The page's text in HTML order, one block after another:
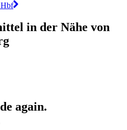
in der Nähe von
again.